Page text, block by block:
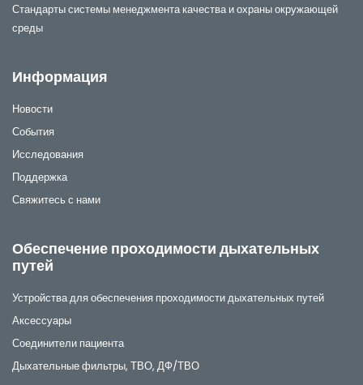
Стандарты системы менеджмента качества и охраны окружающей
среды
Информация
Новости
События
Исследования
Поддержка
Свяжитесь с нами
Обеспечение проходимости дыхательных
путей
Устройства для обеспечения проходимости дыхательных путей
Аксессуары
Соединители пациента
Дыхательные фильтры, ТВО, ДФ/ТВО